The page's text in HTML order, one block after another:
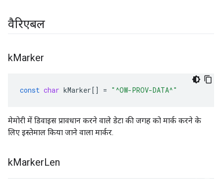
वैरिएबल
kMarker
const char kMarker[] = "^OW-PROV-DATA^"
मेमोरी में डिवाइस प्रावधान करने वाले डेटा की जगह को मार्क करने के
लिए इस्तेमाल किया जाने वाला मार्कर.
kMarkerLen